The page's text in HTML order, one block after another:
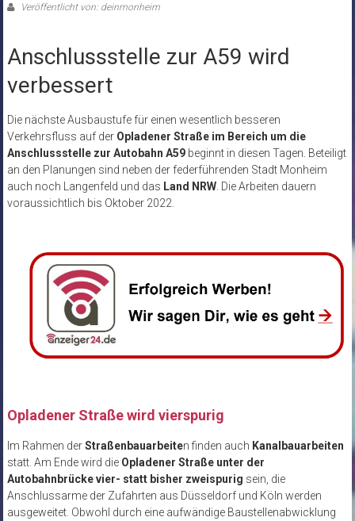
Veröffentlicht von: deinmonheim
Anschlussstelle zur A59 wird
verbessert
Die nächste Ausbaustufe für einen wesentlich besseren
Verkehrsfluss auf der Opladener Straße im Bereich um die
Anschlussstelle zur Autobahn A59beginnt in diesen Tagen. Beteiligt
an den Planungen sind neben der federführenden Stadt Monheim
auch noch Langenfeld und das Land NRW. Die Arbeiten dauern
voraussichtlich bis Oktober 2022.
Opladener Straße wird vierspurig
Im Rahmen derStraßenbauarbeiten finden auch Kanalbauarbeiten
statt. Am Ende wird die Opladener Straße unter der
Autobahnbrücke vier- statt bisher zweispurig sein, die
Anschlussarme der Zufahrten aus Düsseldorf und Köln werden
ausgeweitet. Obwohl durch eine aufwändige Baustellenabwicklung